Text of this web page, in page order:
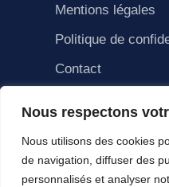
Nous respectons
Nous utilisons des cookies
de navigation, diffuser des
personnalisés et analyser
Mentions légales
Politique de
Contact